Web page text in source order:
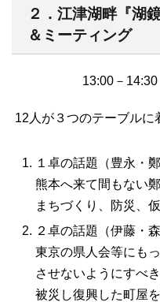
２．江津湖畔『湖
＆ミーティング
13:00－14:30
12人が３つのテーブルに
１卓の話題（豊永・
熊本へ来て間もない
まちづくり、防災、
２卓の話題（伊藤・
東京の県人会等にも
させないようにすべき
被災し復興した町屋